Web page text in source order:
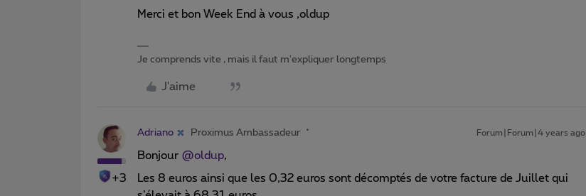
Merci et bon Week End à vous ,oldup
Je comprends vite , mais il faut m'expliquer longtemps
J'aime
+3
Adriano Proximus Ambassadeur Forum|Forum|4 years ago
Bonjour @oldup,
Les 8 euros ainsi que les 0,32 euros sont décomptés de votre facture de Juillet qui